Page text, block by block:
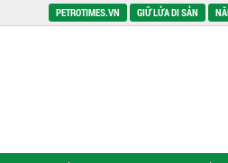
PETROTIMES.VN GIỮ LỬA DI SẢN